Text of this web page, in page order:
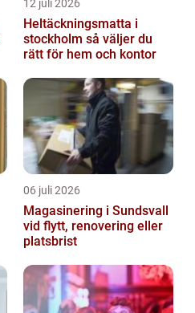
12 juli 2026
Heltäckningsmatta i
stockholm så väljer du
rätt för hem och kontor
06 juli 2026
Magasinering i Sundsvall
vid flytt, renovering eller
platsbrist